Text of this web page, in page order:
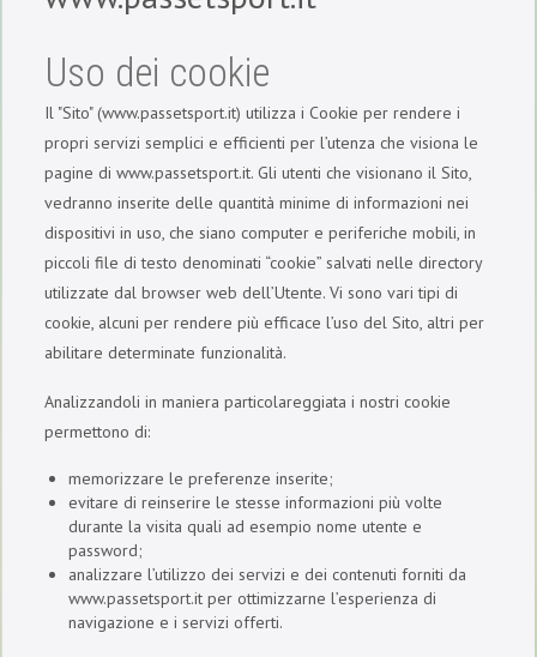
Uso dei cookie
Il "Sito" (www.passetsport.it) utilizza i Cookie per rendere i
propri servizi semplici e efficienti per l’utenza che visiona le
pagine di www.passetsport.it. Gli utenti che visionano il Sito,
vedranno inserite delle quantità minime di informazioni nei
dispositivi in uso, che siano computer e periferiche mobili, in
piccoli file di testo denominati “cookie” salvati nelle directory
utilizzate dal browser web dell’Utente. Vi sono vari tipi di
cookie, alcuni per rendere più efficace l’uso del Sito, altri per
abilitare determinate funzionalità.
Analizzandoli in maniera particolareggiata i nostri cookie
permettono di:
memorizzare le preferenze inserite;
evitare di reinserire le stesse informazioni più volte
durante la visita quali ad esempio nome utente e
password;
analizzare l’utilizzo dei servizi e dei contenuti forniti da
www.passetsport.it per ottimizzarne l’esperienza di
navigazione e i servizi offerti.